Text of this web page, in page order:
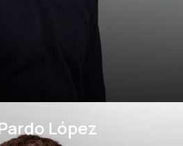
López